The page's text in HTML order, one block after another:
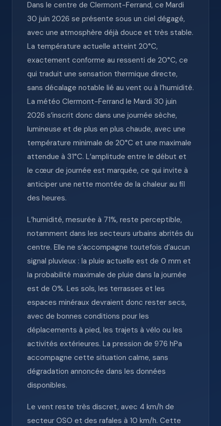
Dans le centre de Clermont-Ferrand, ce Mardi
30 juin 2026 se présente sous un ciel dégagé,
avec une atmosphère déjà douce et très stable.
La température actuelle atteint 20°C,
exactement conforme au ressenti de 20°C, ce
qui traduit une sensation thermique directe,
sans décalage notable lié au vent ou à l’humidité.
La météo Clermont-Ferrand le Mardi 30 juin
2026 s’inscrit donc dans une journée sèche,
lumineuse et de plus en plus chaude, avec une
température minimale de 20°C et une maximale
attendue à 31°C. L’amplitude entre le début et
le cœur de journée est marquée, ce qui invite à
anticiper une nette montée de la chaleur au fil
des heures.
L’humidité, mesurée à 71%, reste perceptible,
notamment dans les secteurs urbains abrités du
centre. Elle ne s’accompagne toutefois d’aucun
signal pluvieux : la pluie actuelle est de 0 mm et
la probabilité maximale de pluie dans la journée
est de 0%. Les sols, les terrasses et les
espaces minéraux devraient donc rester secs,
avec de bonnes conditions pour les
déplacements à pied, les trajets à vélo ou les
activités extérieures. La pression de 976 hPa
accompagne cette situation calme, sans
dégradation annoncée dans les données
disponibles.
Le vent reste très discret, avec 4 km/h de
secteur OSO et des rafales à 10 km/h. Cette